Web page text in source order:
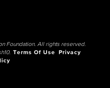
Foundation. All rights reserved.
Terms Of Use
Privacy